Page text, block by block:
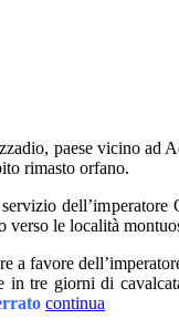
paese vicino
rimasto orfano.
le località
a favore
in tre giorni di
continua